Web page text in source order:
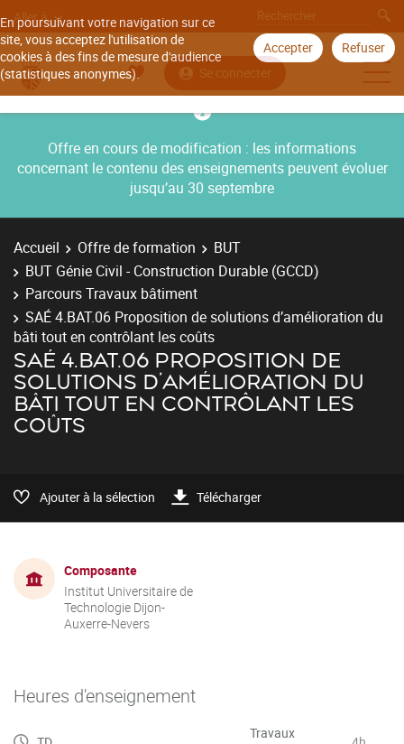
En poursuivant votre navigation sur ce
site, vous acceptez l'utilisation de
cookies à des fins de mesure d'audience
(statistiques anonymes).
Accepter Refuser
Aller à
Se connecter
Offre en cours de modification : les informations
concernant le contenu des enseignements peuvent évoluer
jusqu’au 30 septembre
Accueil Offre de formation
BUT
BUT Génie Civil - Construction Durable (GCCD)
Parcours Travaux bâtiment
SAÉ 4.BAT.06 Proposition de solutions d’amélioration du
bâti tout en contrôlant les coûts
SAÉ 4.BAT.06 PROPOSITION DE
SOLUTIONS D’AMÉLIORATION DU
BÂTI TOUT EN CONTRÔLANT LES
COÛTS
Ajouter à la sélection Télécharger
Composante
Institut Universitaire de
Technologie Dijon-
Auxerre-Nevers
Heures d'enseignement
Travaux